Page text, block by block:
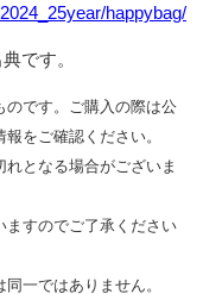
happybag/
です。
です。ご購入の際は公
をご確認ください。
となる場合がございま
すのでご了承ください
一ではありません。